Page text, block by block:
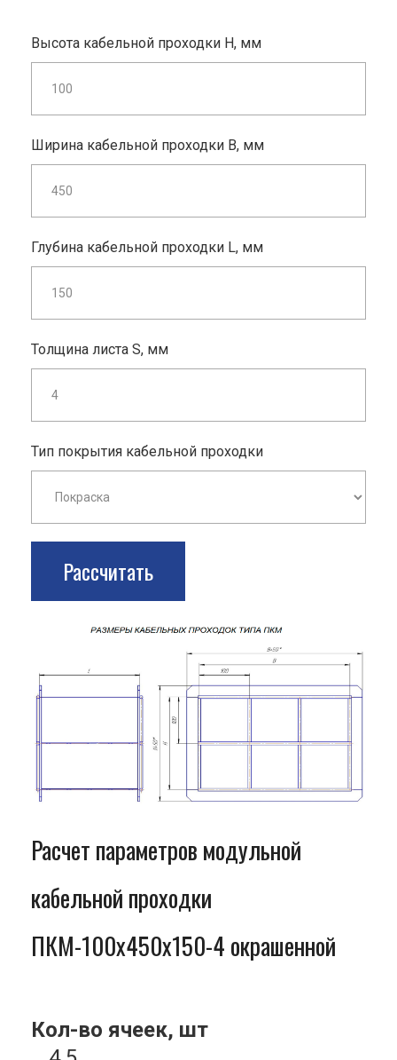
Высота кабельной проходки H, мм
Ширина кабельной проходки B, мм
Глубина кабельной проходки L, мм
Толщина листа S, мм
Тип покрытия кабельной проходки
Рассчитать
Расчет параметров модульной
кабельной проходки
ПКМ-100x450x150-4 окрашенной
Кол-во ячеек, шт